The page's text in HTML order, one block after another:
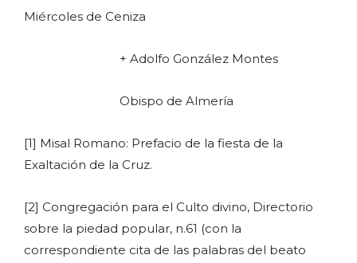
Miércoles de Ceniza
+ Adolfo González Montes
Obispo de Almería
[1] Misal Romano: Prefacio de la fiesta de la
Exaltación de la Cruz.
[2] Congregación para el Culto divino, Directorio
sobre la piedad popular, n.61 (con la
correspondiente cita de las palabras del beato